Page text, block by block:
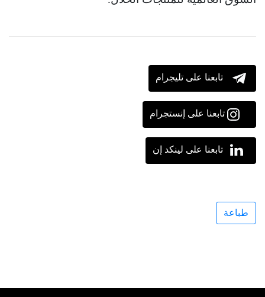
تابعنا على تليجرام
تابعنا على إنستجرام
تابعنا على لينكد إن
طباعة